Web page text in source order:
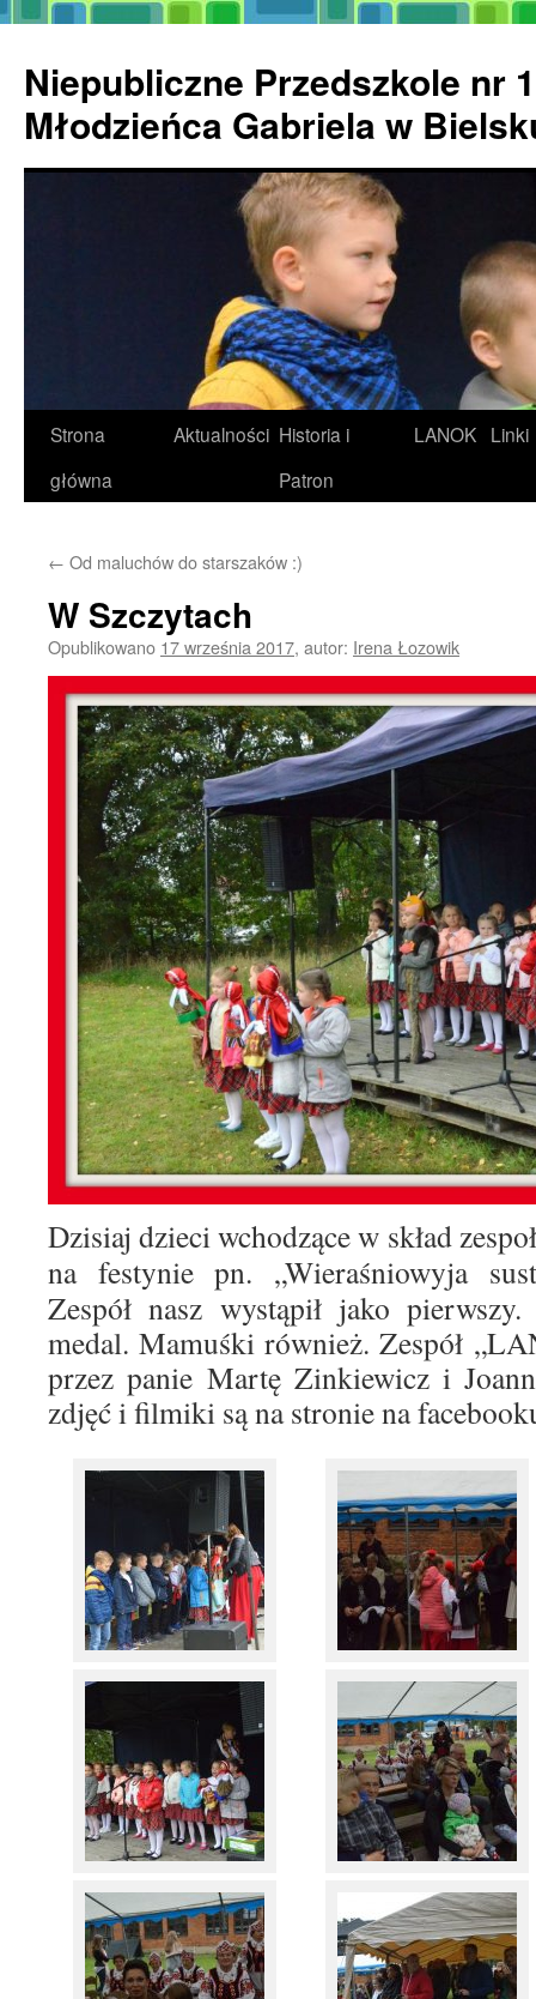
treści
Niepubliczne Przedszkole nr
Młodzieńca Gabriela w
Strona
główna
Aktualności Historia i
Patron
LANOK Linki
← Od maluchów do starszaków :)
W Szczytach
Opublikowano 17 września 2017, autor: Irena Łozowik
Dzisiaj dzieci wchodzące w skład
na festynie pn. „Wieraśniowyja
Zespół nasz wystąpił jako
medal. Mamuśki również. Zespół
przez panie Martę Zinkiewicz i
zdjęć i filmiki są na stronie na